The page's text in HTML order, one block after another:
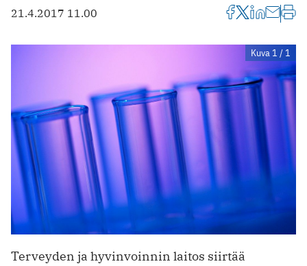
21.4.2017 11.00
Kuva 1 / 1
Terveyden ja hyvinvoinnin laitos siirtää